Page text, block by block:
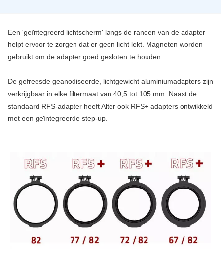
Een 'geïntegreerd lichtscherm' langs de randen van de adapter
helpt ervoor te zorgen dat er geen licht lekt. Magneten worden
gebruikt om de adapter goed gesloten te houden.
De gefreesde geanodiseerde, lichtgewicht aluminiumadapters zijn
verkrijgbaar in elke filtermaat van 40,5 tot 105 mm. Naast de
standaard RFS-adapter heeft Alter ook RFS+ adapters ontwikkeld
met een geïntegreerde step-up.